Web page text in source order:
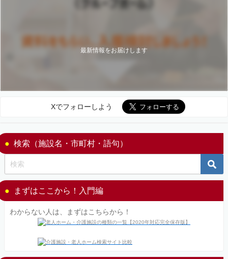
最新情報をお届けします
Xでフォローしよう
検索（施設名・市町村・語句）
まずはここから！入門編
わからない人は、まずはこちらから！